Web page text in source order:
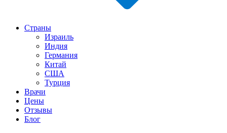
Страны
Израиль
Индия
Германия
Китай
США
Турция
Врачи
Цены
Отзывы
Блог